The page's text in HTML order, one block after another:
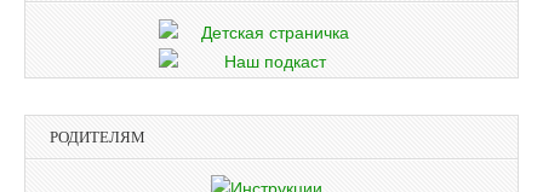
РОДИТЕЛЯМ